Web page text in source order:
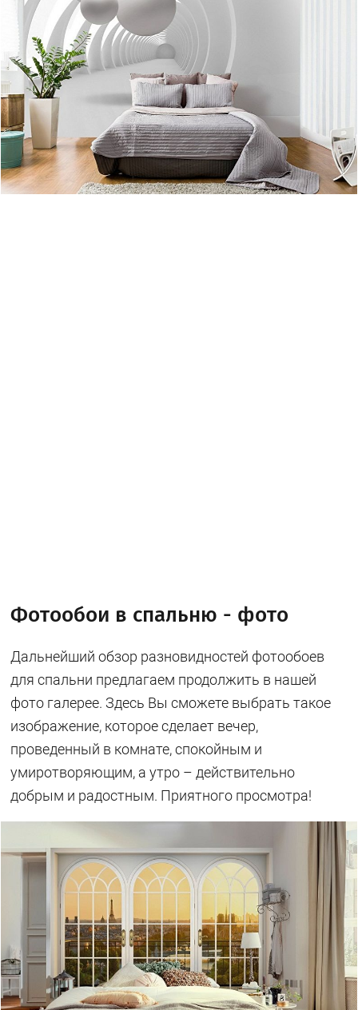
Фотообои в спальню - фото
Дальнейший обзор разновидностей фотообоев
для спальни предлагаем продолжить в нашей
фото галерее. Здесь Вы сможете выбрать такое
изображение, которое сделает вечер,
проведенный в комнате, спокойным и
умиротворяющим, а утро – действительно
добрым и радостным. Приятного просмотра!